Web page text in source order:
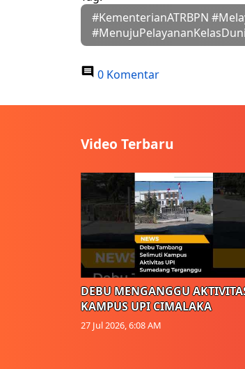
#KementerianATRBPN
0 Komentar
Video Terbaru
DEBU MENGANGGU
KAMPUS UPI CIMALAKA
27 Jul 2026, 6:08 AM